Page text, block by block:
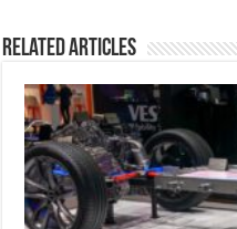
Related Articles